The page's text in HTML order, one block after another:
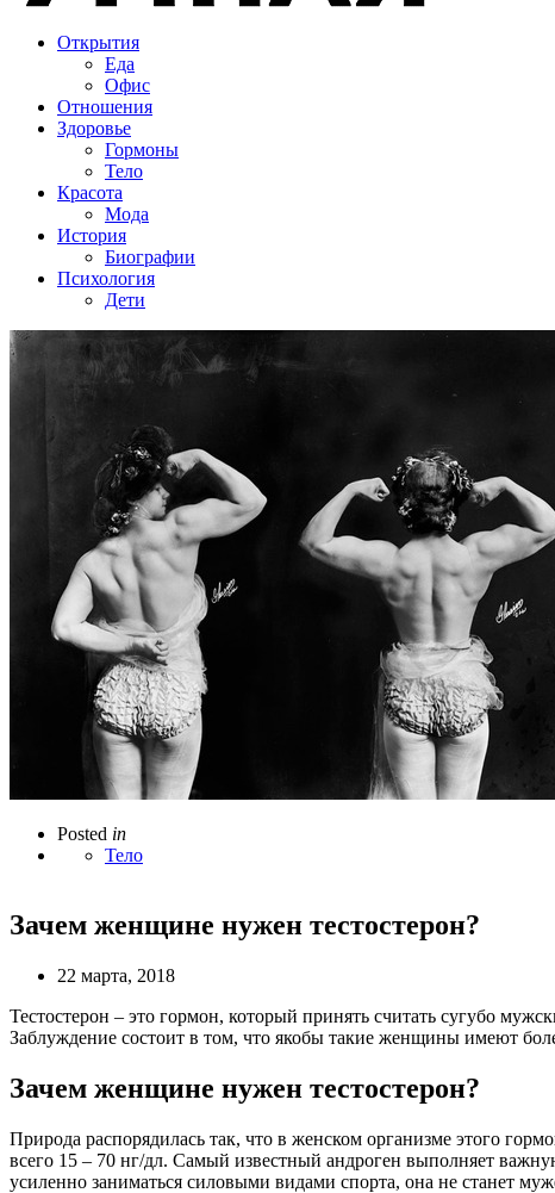
Открытия
Еда
Офис
Отношения
Здоровье
Гормоны
Тело
Красота
Мода
История
Биографии
Психология
Дети
Posted in
Тело
Зачем женщине нужен тестостерон?
22 марта, 2018
Тестостерон – это гормон, который принять считать сугубо
Заблуждение состоит в том, что якобы такие женщины имеют
Зачем женщине нужен тестостерон?
Природа распорядилась так, что в женском организме этого
всего 15 – 70 нг/дл. Самый известный андроген выполняет
усиленно заниматься силовыми видами спорта, она не станет